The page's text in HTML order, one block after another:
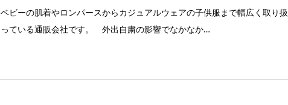
ベビーの肌着やロンパースからカジュアルウェアの子供服まで幅広く取り扱
っている通販会社です。 外出自粛の影響でなかなか…